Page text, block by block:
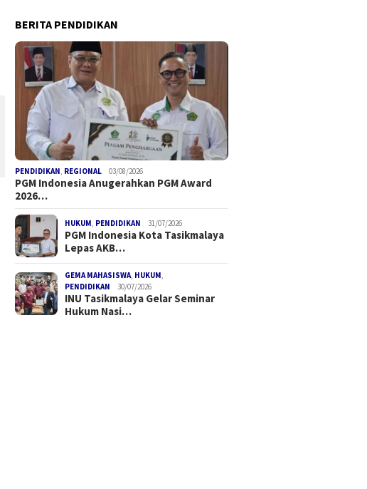
BERITA PENDIDIKAN
PENDIDIKAN, REGIONAL 03/08/2026
PGM Indonesia Anugerahkan PGM Award
2026…
HUKUM, PENDIDIKAN 31/07/2026
PGM Indonesia Kota Tasikmalaya
Lepas AKB…
GEMA MAHASISWA, HUKUM,
PENDIDIKAN
30/07/2026
INU Tasikmalaya Gelar Seminar
Hukum Nasi…